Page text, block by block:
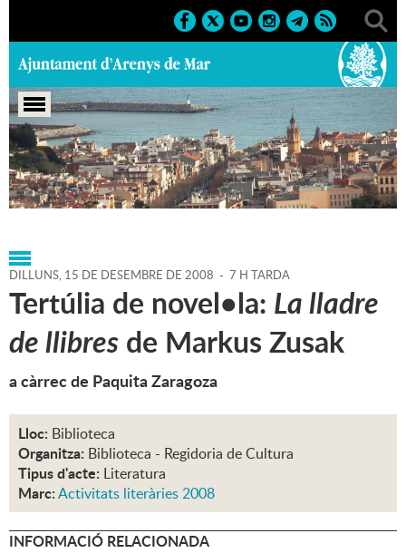
Portada > Regidories > Cultura > Biblioteca P. Fidel
Fita > Agenda > 15-12-2008
DILLUNS, 15 DE DESEMBRE DE 2008 - 7 H TARDA
Tertúlia de novel•la: La lladre
de llibres de Markus Zusak
a càrrec de Paquita Zaragoza
Lloc: Biblioteca
Organitza: Biblioteca - Regidoria de Cultura
Tipus d'acte: Literatura
Marc:Activitats literàries 2008
INFORMACIÓ RELACIONADA